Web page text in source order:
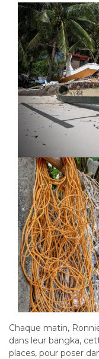
Chaque matin,
dans leur bangka,
places, pour poser